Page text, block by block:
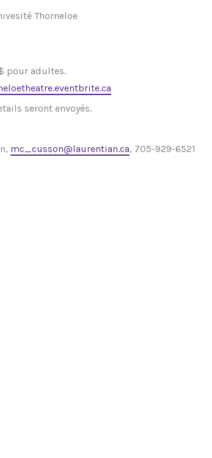
Thorneloe
pour adultes.
seront envoyés.
mc_cusson@laurentian.ca, 705-929-6521